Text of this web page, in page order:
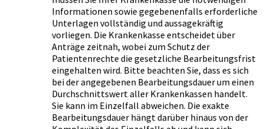
Informationen sowie gegebenenfalls erforderliche
Unterlagen vollständig und aussagekräftig
vorliegen. Die Krankenkasse entscheidet über
Anträge zeitnah, wobei zum Schutz der
Patientenrechte die gesetzliche Bearbeitungsfrist
eingehalten wird. Bitte beachten Sie, dass es sich
bei der angegebenen Bearbeitungsdauer um einen
Durchschnittswert aller Krankenkassen handelt.
Sie kann im Einzelfall abweichen. Die exakte
Bearbeitungsdauer hängt darüber hinaus von der